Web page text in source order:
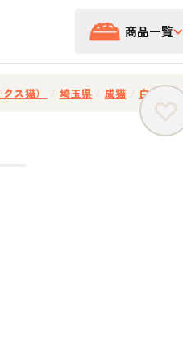
商品一覧
ス猫） 埼玉県 成猫 白黒猫 /